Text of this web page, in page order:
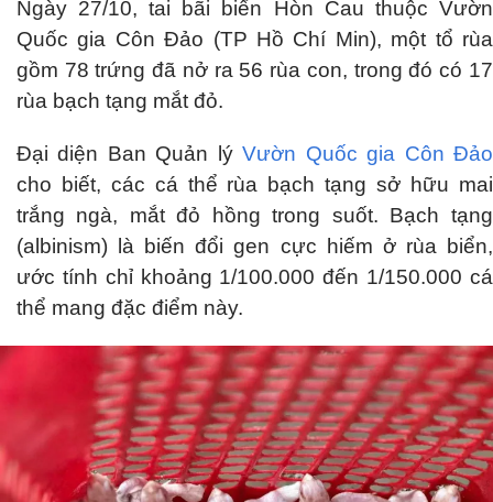
Ngày 27/10, tai bãi biển Hòn Cau thuộc Vườn
Quốc gia Côn Đảo (TP Hồ Chí Min), một tổ rùa
gồm 78 trứng đã nở ra 56 rùa con, trong đó có 17
rùa bạch tạng mắt đỏ.
Đại diện Ban Quản lýVườn Quốc gia Côn Đảo
cho biết, các cá thể rùa bạch tạng sở hữu mai
trắng ngà, mắt đỏ hồng trong suốt. Bạch tạng
(albinism) là biến đổi gen cực hiếm ở rùa biển,
ước tính chỉ khoảng 1/100.000 đến 1/150.000 cá
thể mang đặc điểm này.